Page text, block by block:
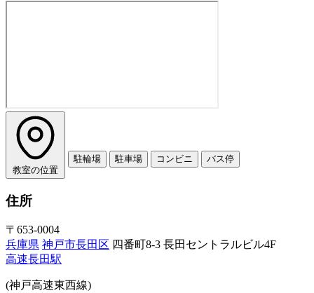
教室の位置
駐輪場 駐車場 コンビニ バス停
住所
〒653-0004
兵庫県 神戸市長田区 四番町8-3 長田セントラルビル4F
高速長田駅
(神戸高速東西線)